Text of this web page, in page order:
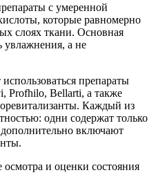
с умеренной
которые равномерно
слоях ткани. Основная
увлажнения, а не
препараты
Profhilo, Bellarti, а также
Каждый из
одни содержат только
включают
осмотра и оценки состояния